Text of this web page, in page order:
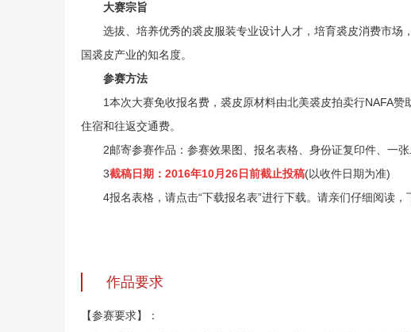
大赛宗旨
选拔、培养优秀的裘皮服装专业设计人才，培育裘皮消费市
国裘皮产业的知名度。
参赛方法
1本次大赛免收报名费，裘皮原材料由北美裘皮拍卖行NAFA
住宿和往返交通费。
2邮寄参赛作品：参赛效果图、报名表格、身份证复印件、一张
3截稿日期：2016年10月26日前截止投稿(以收件日期为准)
4报名表格，请点击“下载报名表”进行下载。请亲们仔细阅读，
作品要求
【参赛要求】：